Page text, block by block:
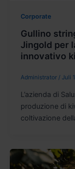
Corporate
Gullino
Jingold per
innovativo
Administrator / Juli
L’azienda di
produzione di
coltivazione